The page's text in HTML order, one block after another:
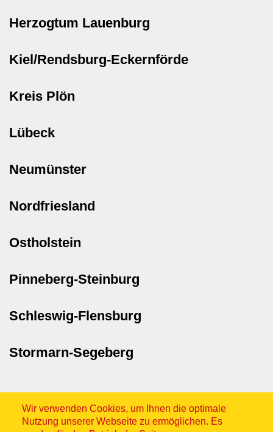
Herzogtum Lauenburg
Kiel/Rendsburg-Eckernförde
Kreis Plön
Lübeck
Neumünster
Nordfriesland
Ostholstein
Pinneberg-Steinburg
Schleswig-Flensburg
Stormarn-Segeberg
Wir verwenden Cookies, um Ihnen die optimale
Nutzung unserer Webseite zu ermöglichen. Es